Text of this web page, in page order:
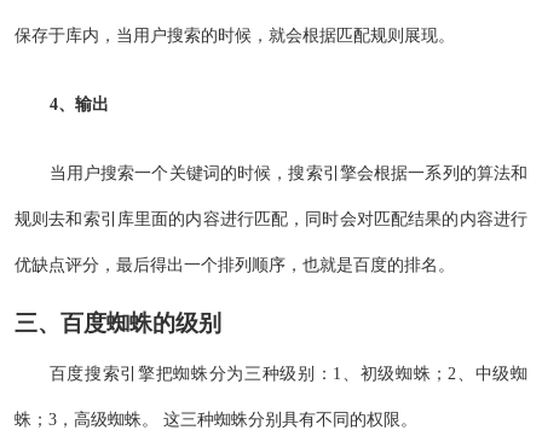
保存于库内，当用户搜索的时候，就会根据匹配规则展现。
4、输出
当用户搜索一个关键词的时候，搜索引擎会根据一系列的算法和
规则去和索引库里面的内容进行匹配，同时会对匹配结果的内容进行
优缺点评分，最后得出一个排列顺序，也就是百度的排名。
三、百度蜘蛛的级别
百度搜索引擎把蜘蛛分为三种级别：1、初级蜘蛛；2、中级蜘
蛛；3，高级蜘蛛。 这三种蜘蛛分别具有不同的权限。